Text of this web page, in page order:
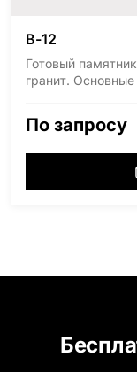
В-12
Готовый
гранит.
(Украина,
(Украина,
(Россия,
По запросу